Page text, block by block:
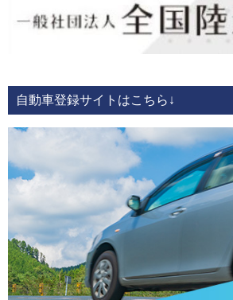
自動車登録サイトはこちら↓